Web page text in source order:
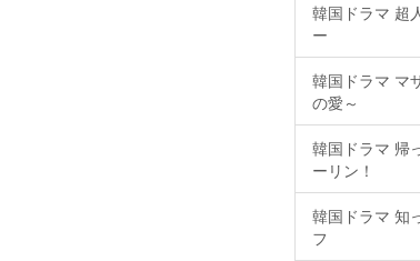
韓国ドラマ 超
ー
韓国ドラマ マ
の愛～
韓国ドラマ 帰
ーリン！
韓国ドラマ 知
フ